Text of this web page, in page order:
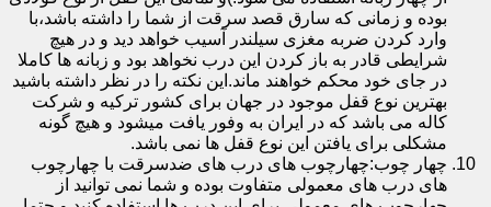
بوده و زمانی که سارق قصد سرقت از شما را داشته باشد،با
وارد کردن ضربه مغزی سیلندر آسیب خواهد دید و در هیچ
شرایطی قادر به باز کردن این درب نخواهد بود و زبانه ها کاملا
در جای خود محکم خواهند ماند.این نکته را در نظر داشته باشید
بهترین نوع قفل موجود در جهان برای کشور ترکیه و شرکت
کاله می باشد که در ایران به وفور یافت میشود و هیچ گونه
مشکلی برای یافتن این نوع قفل ها نمی باشد.
چهار چوب:چهارچوب های درب های ضدسرقت با چهارچوب
های درب های معمولی متفاوت بوده و شما نمی توانید از